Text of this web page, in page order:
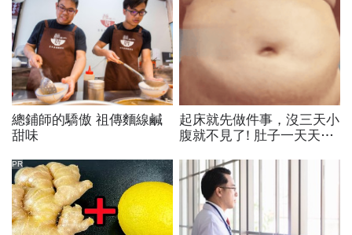
總鋪師的驕傲 祖傳麵線鹹
甜味
起床就先做件事，沒三天小
腹就不見了! 肚子一天天變
PR